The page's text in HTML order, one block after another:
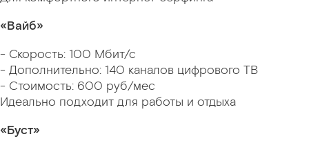
«Вайб»
- Скорость: 100 Мбит/с
- Дополнительно: 140 каналов цифрового ТВ
- Стоимость: 600 руб/мес
Идеально подходит для работы и отдыха
«Буст»